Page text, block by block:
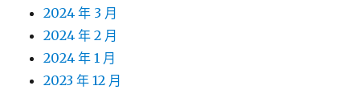
2024 年 3 月
2024 年 2 月
2024 年 1 月
2023 年 12 月